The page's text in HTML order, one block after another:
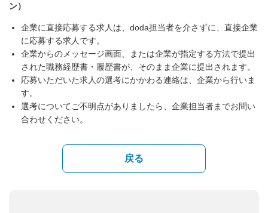
ン）
企業に直接応募する求人は、doda担当者を介さずに、直接企業
に応募する求人です。
企業からのメッセージ画面、または企業が指定する方法で提出
された職務経歴書・履歴書が、そのまま企業に提出されます。
応募いただいた求人の選考にかかわる連絡は、企業から行いま
す。
選考についてご不明点がありましたら、企業担当者までお問い
合わせください。
戻る